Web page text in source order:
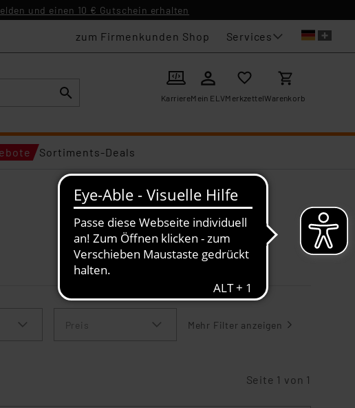
und einen 10 € Gutschein erhalten
zum Firmenkunden Shop Services
KarriereMein ELVMerkzettelWarenkorb
Sortiments-Deals
Preis Mehr Filter anzeigen
Seite 1 von 1